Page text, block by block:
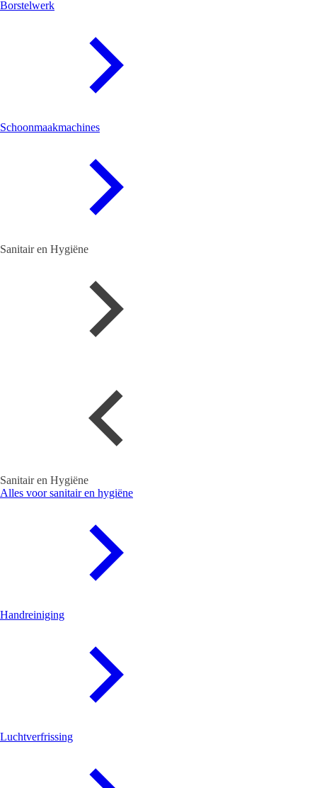
Borstelwerk
Schoonmaakmachines
Sanitair en Hygiëne
Sanitair en Hygiëne
Alles voor sanitair en hygiëne
Handreiniging
Luchtverfrissing